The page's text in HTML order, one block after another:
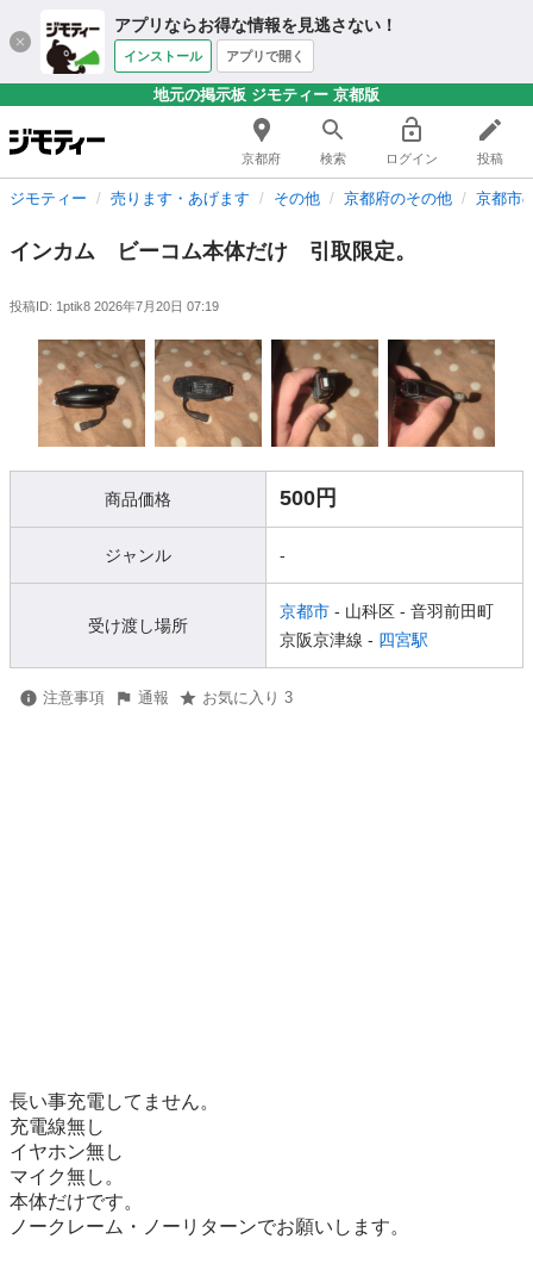
アプリならお得な情報を見逃さない！
インストール アプリで開く
地元の掲示板 ジモティー 京都版
京都府 検索 ログイン 投稿
ジモティー 売ります・あげます その他 京都府のその他 京都市
インカム ビーコム本体だけ 引取限定。
投稿ID: 1ptik8 2026年7月20日 07:19
商品価格 500円
ジャンル -
受け渡し場所
京都市 - 山科区 - 音羽前田町
京阪京津線 - 四宮駅
注意事項 通報 お気に入り 3
長い事充電してません。
充電線無し
イヤホン無し
マイク無し。
本体だけです。
ノークレーム・ノーリターンでお願いします。